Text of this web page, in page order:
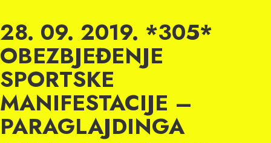
28. 09. 2019. *305*
OBEZBJEĐENJE
SPORTSKE
MANIFESTACIJE –
PARAGLAJDINGA